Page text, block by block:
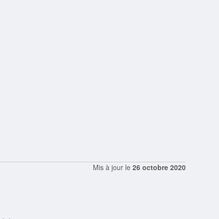
Mis à jour le 26 octobre 2020